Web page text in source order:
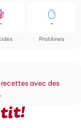
-
Protéines
-
avec des